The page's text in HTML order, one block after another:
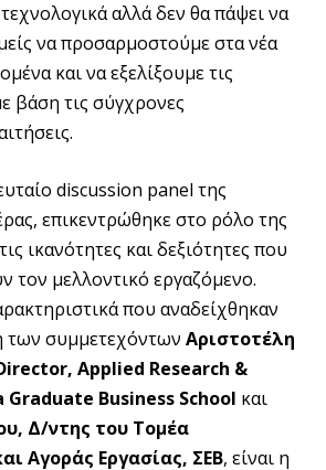
αλλά δεν θα πάψει να
να προσαρμοστούμε στα νέα
και να εξελίξουμε τις
βάση τις σύγχρονες
discussion panel της
επικεντρώθηκε στο ρόλο της
ικανότητες και δεξιότητες που
τον μελλοντικό εργαζόμενο.
που αναδείχθηκαν
των συμμετεχόντων Αριστοτέλη
Applied Research &
Business School και
Δ/ντης του Τομέα
Αγοράς Εργασίας, ΣΕΒ, είναι η